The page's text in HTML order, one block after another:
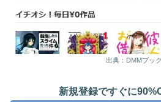
出典：DMMブッ
新規登録ですぐに